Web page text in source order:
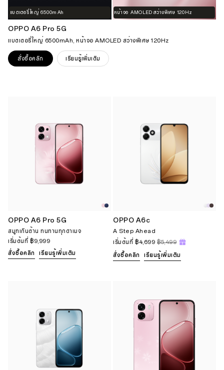
แบตเตอรี่ใหญ่ 6500mAh หน้าจอ AMOLED สว่างพิเศษ 120Hz
OPPO A6 Pro 5G
แบตเตอรี่ใหญ่ 6500mAh, หน้าจอ AMOLED สว่างพิเศษ 120Hz
สั่งซื้อคลิก เรียนรู้เพิ่มเติม
OPPO A6 Pro 5G
สมูทเกินต้าน ทนทานทุกดาเมจ
เริ่มต้นที่ ฿9,999
สั่งซื้อคลิก
เรียนรู้เพิ่มเติม
OPPO A6c
A Step Ahead
เริ่มต้นที่ ฿4,699 ฿5,499
สั่งซื้อคลิก เรียนรู้เพิ่มเติม